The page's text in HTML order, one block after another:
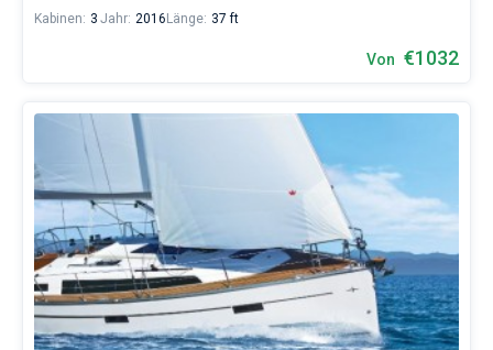
Kabinen: 3 Jahr: 2016 Länge: 37 ft
Von €1032